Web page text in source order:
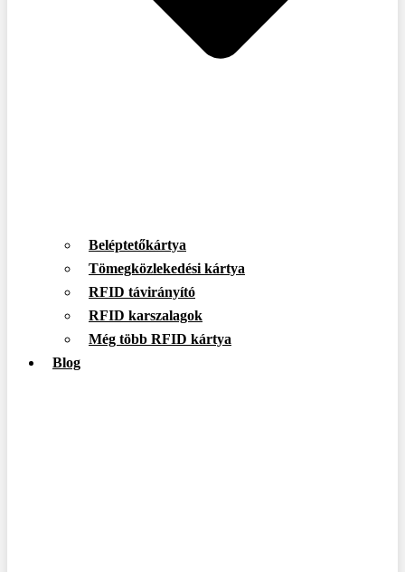
Beléptetőkártya
Tömegközlekedési kártya
RFID távirányító
RFID karszalagok
Még több RFID kártya
Blog